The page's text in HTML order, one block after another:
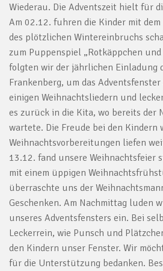
Wiederau. Die Adventszeit hielt für
Am 02.12. fuhren die Kinder mit dem
des plötzlichen Wintereinbruchs
zum Puppenspiel „Rotkäppchen
folgten wir der jährlichen Einladung
Frankenberg, um das
einigen Weihnachtsliedern und
es zurück in die Kita, wo bereits der
wartete. Die Freude bei den Kindern
Weihnachtsvorbereitungen liefen
13.12. fand unsere Weihnachtsfeier
mit einem üppigen
überraschte uns der
Geschenken. Am Nachmittag luden
unseres Adventsfensters ein. Bei
Leckerrein, wie Punsch und
den Kindern unser Fenster. Wir
für die Unterstützung bedanken.